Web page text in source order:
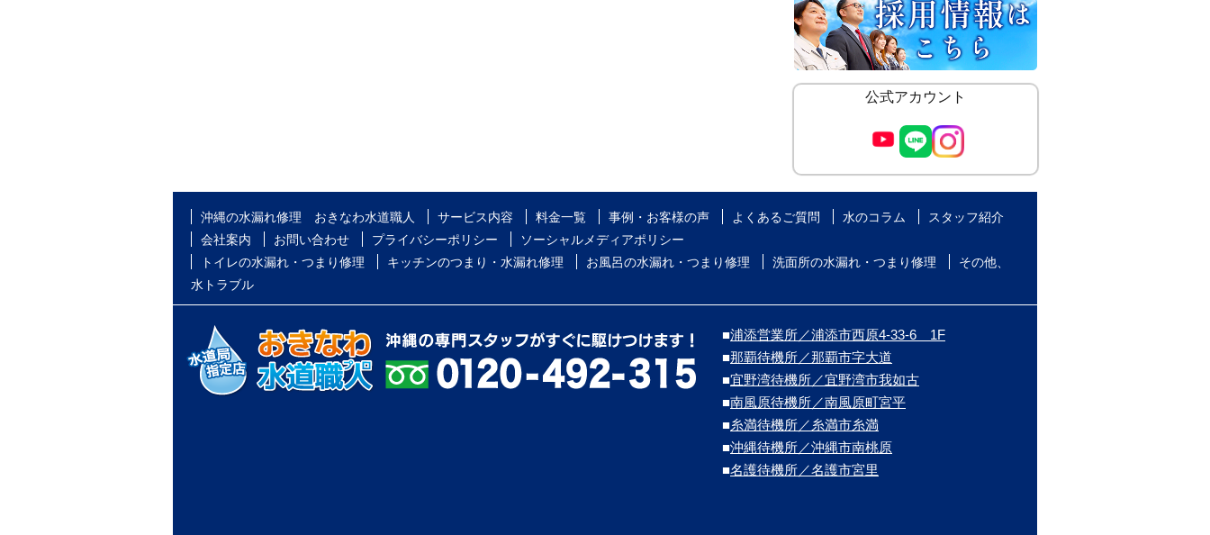
公式アカウント
沖縄の水漏れ修理 おきなわ水道職人 サービス内容 料金一覧 事例・お客様の声 よくあるご質問 水のコラム
スタッフ紹介
会社案内
お問い合わせ プライバシーポリシー
ソーシャルメディアポリシー
トイレの水漏れ・つまり修理
キッチンのつまり・水漏れ修理 お風呂の水漏れ・つまり修理 洗面所の水漏れ・つまり修理
その他、
水トラブル
■浦添営業所／浦添市西原4-33-6 1F
■那覇待機所／那覇市字大道
■宜野湾待機所／宜野湾市我如古
■南風原待機所／南風原町宮平
■糸満待機所／糸満市糸満
■沖縄待機所／沖縄市南桃原
■名護待機所／名護市宮里